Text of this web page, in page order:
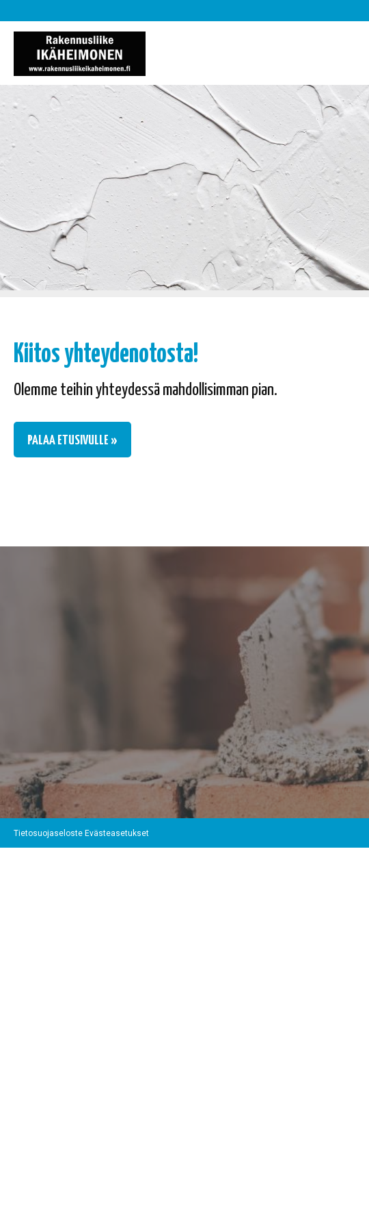
Kiitos yhteydenotosta!
Olemme teihin yhteydessä mahdollisimman pian.
PALAA ETUSIVULLE »
Tietosuojaseloste Evästeasetukset